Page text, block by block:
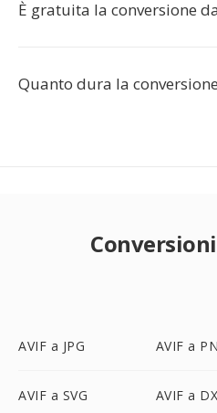
È gratuita la conversione da
Quanto dura la
AVIF a JPG AVIF a
AVIF a SVG AVIF a